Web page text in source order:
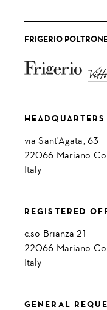
FRIGERIO
via Sant'Agata, 63
22066 Mariano
Italy
REGISTERED
c.so Brianza 21
22066 Mariano
Italy
GENERAL